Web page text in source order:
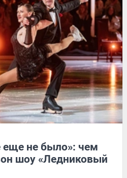
еще не было»: чем
шоу «Ледниковый